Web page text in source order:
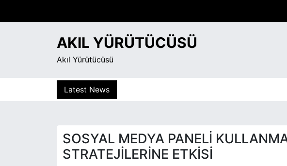
AKIL YÜRÜTÜCÜSÜ
Akıl Yürütücüsü
Latest News
SOSYAL MEDYA PANELI
STRATEJILERINE ETKISI